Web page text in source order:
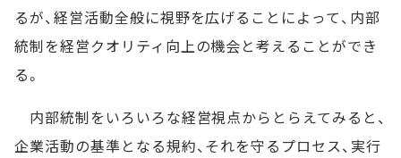
るが、経営活動全般に視野を広げることによって、内部
統制を経営クオリティ向上の機会と考えることができ
る。
内部統制をいろいろな経営視点からとらえてみると、
企業活動の基準となる規約、それを守るプロセス、実行